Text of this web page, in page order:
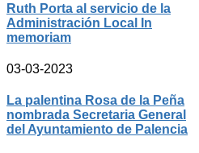
Ruth Porta al servicio de la
Administración Local In
memoriam
03-03-2023
La palentina Rosa de la Peña
nombrada Secretaria General
del Ayuntamiento de Palencia